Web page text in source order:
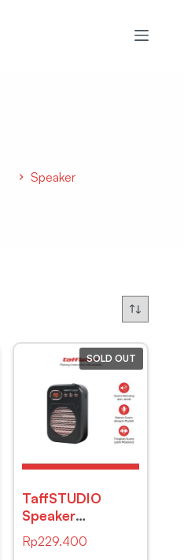
Speaker
SOLD OUT
TaffSTUDIO
Speaker
Pinggang
Bluetooth Voice
Rp229.400